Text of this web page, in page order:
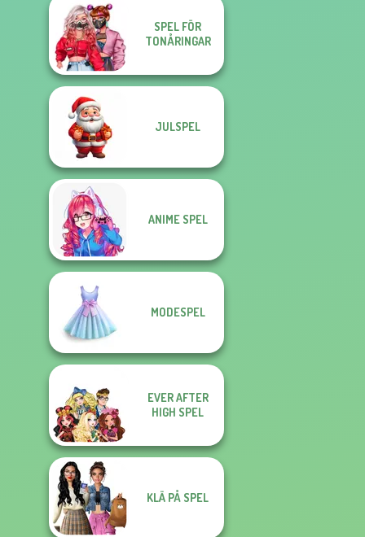
SPEL FÖR
TONÅRINGAR
JULSPEL
ANIME SPEL
MODESPEL
EVER AFTER
HIGH SPEL
KLÄ PÅ SPEL